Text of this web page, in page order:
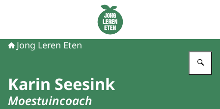
Naar de homepage van Jong Leren Eten
Jong Leren Eten
Karin Seesink
Moestuincoach